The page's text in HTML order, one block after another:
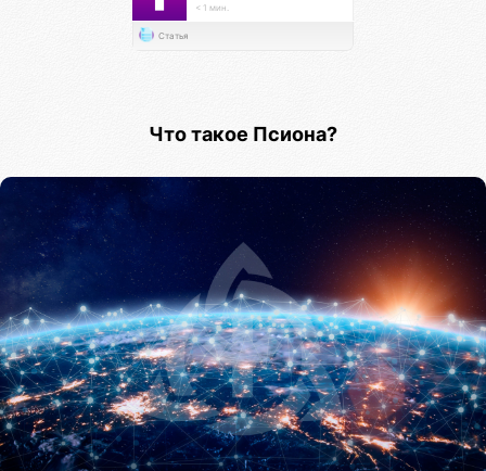
< 1 мин.
Статья
Что такое Псиона?